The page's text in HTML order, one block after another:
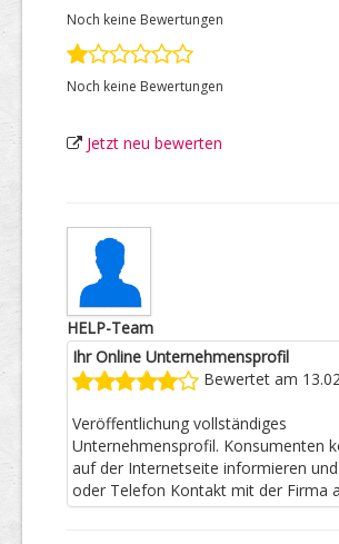
Noch keine Bewertungen
Noch keine Bewertungen
Jetzt neu bewerten
HELP-Team
Ihr Online Unternehmensprofil
Bewertet am
Veröffentlichung vollständiges
Unternehmensprofil. Konsumenten
auf der Internetseite informieren
oder Telefon Kontakt mit der Firma